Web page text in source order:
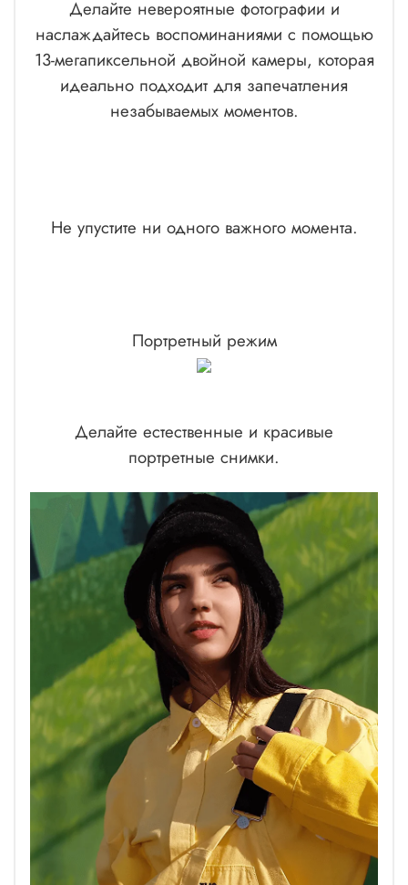
Делайте невероятные фотографии и
наслаждайтесь воспоминаниями с помощью
13-мегапиксельной двойной камеры, которая
идеально подходит для запечатления
незабываемых моментов.
Не упустите ни одного важного момента.
Портретный режим
Делайте естественные и красивые
портретные снимки.